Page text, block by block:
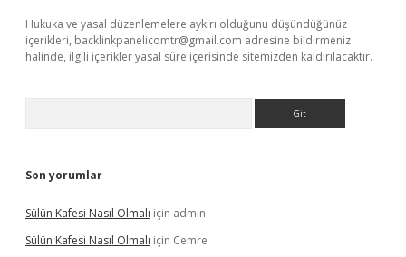
Hukuka ve yasal düzenlemelere aykırı olduğunu düşündüğünüz
içerikleri, backlinkpanelicomtr@gmail.com adresine bildirmeniz
halinde, ilgili içerikler yasal süre içerisinde sitemizden kaldırılacaktır.
Son yorumlar
Sülün Kafesi Nasıl Olmalı için admin
Sülün Kafesi Nasıl Olmalı için Cemre